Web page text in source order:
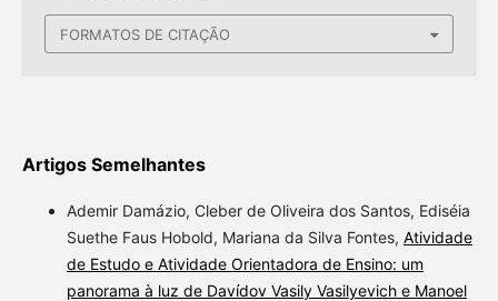
FORMATOS DE CITAÇÃO
Artigos Semelhantes
Ademir Damázio, Cleber de Oliveira dos Santos, Ediséia
Suethe Faus Hobold, Mariana da Silva Fontes, Atividade
de Estudo e Atividade Orientadora de Ensino: um
panorama à luz de Davídov Vasily Vasilyevich e Manoel